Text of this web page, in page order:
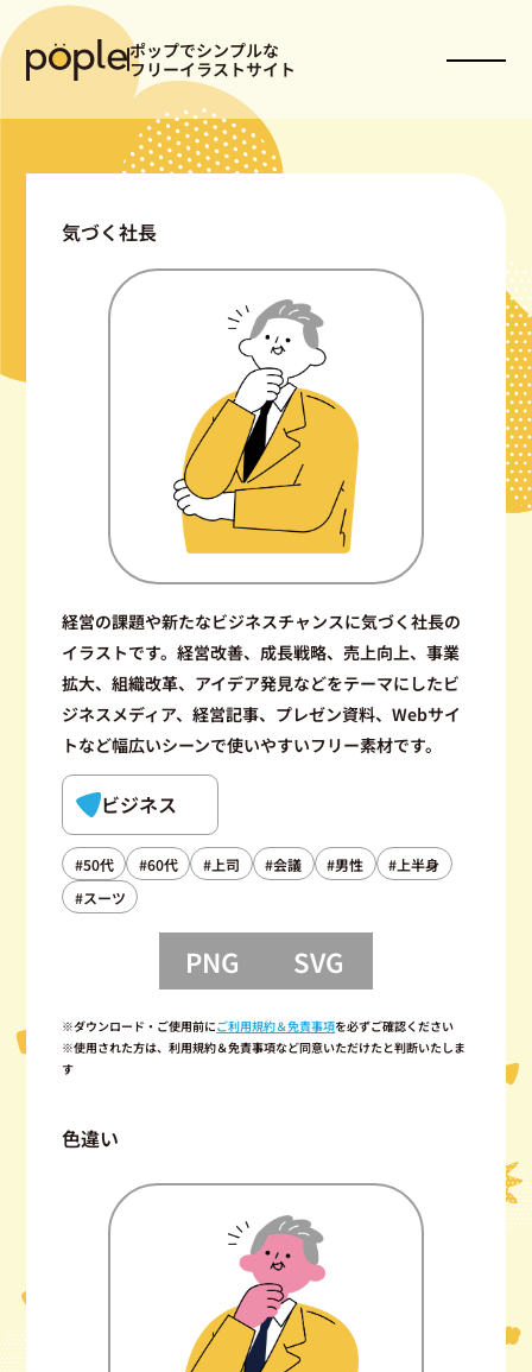
ポップでシンプルな
フリーイラストサイト
気づく社長
経営の課題や新たなビジネスチャンスに気づく社長の
イラストです。経営改善、成長戦略、売上向上、事業
拡大、組織改革、アイデア発見などをテーマにしたビ
ジネスメディア、経営記事、プレゼン資料、Webサイ
トなど幅広いシーンで使いやすいフリー素材です。
ビジネス
#50代 #60代 #上司 #会議 #男性
#上半身
#スーツ
PNG SVG
※ダウンロード・ご使用前にご利用規約＆免責事項を必ずご確認ください
※使用された方は、利用規約＆免責事項など同意いただけたと判断いたしま
す
色違い